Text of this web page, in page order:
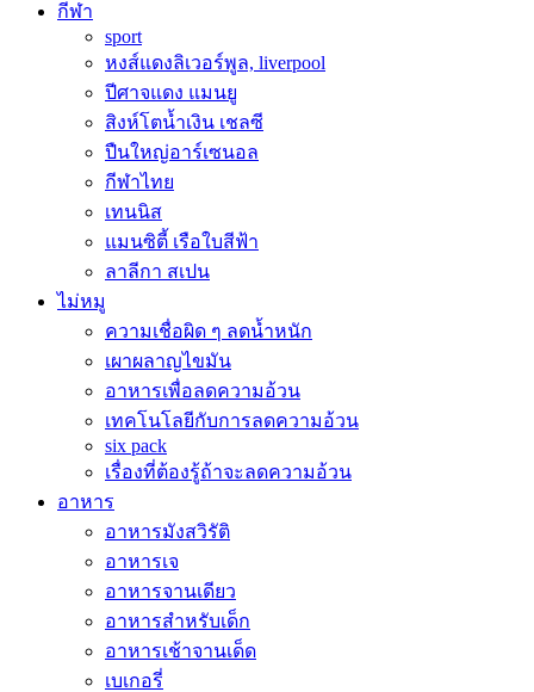
กีฬา
sport
หงส์แดงลิเวอร์พูล, liverpool
ปีศาจแดง แมนยู
สิงห์โตน้ำเงิน เชลซี
ปืนใหญ่อาร์เซนอล
กีฬาไทย
เทนนิส
แมนซิตี้ เรือใบสีฟ้า
ลาลีกา สเปน
ไม่หมู
ความเชื่อผิด ๆ ลดน้ำหนัก
เผาผลาญไขมัน
อาหารเพื่อลดความอ้วน
เทคโนโลยีกับการลดความอ้วน
six pack
เรื่องที่ต้องรู้ถ้าจะลดความอ้วน
อาหาร
อาหารมังสวิรัติ
อาหารเจ
อาหารจานเดียว
อาหารสำหรับเด็ก
อาหารเช้าจานเด็ด
เบเกอรี่